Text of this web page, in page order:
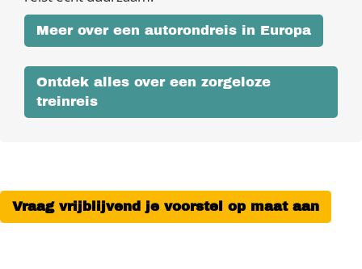
Meer over een autorondreis in Europa
Ontdek alles over een zorgeloze
treinreis
Vraag vrijblijvend je voorstel op maat aan